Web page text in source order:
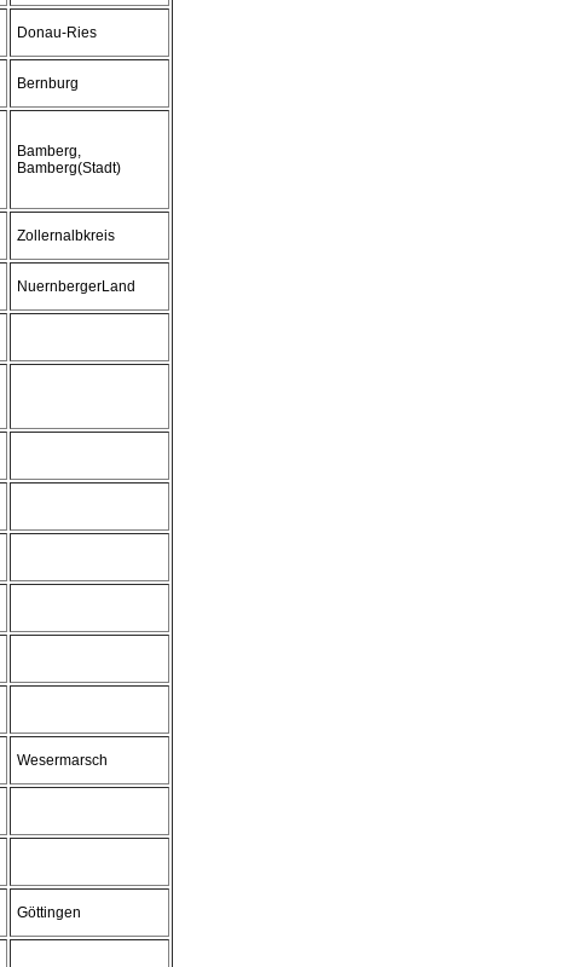
Donau-Ries
Bernburg
Bamberg,
Bamberg(Stadt)
Zollernalbkreis
NuernbergerLand
Wesermarsch
Göttingen